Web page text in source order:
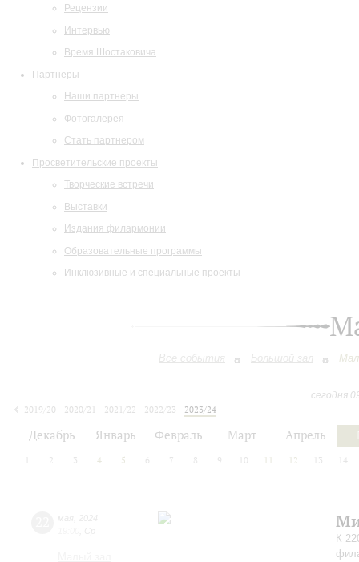
Рецензии
Интервью
Время Шостаковича
Партнеры
Наши партнеры
Фотогалерея
Стать партнером
Просветительские проекты
Творческие встречи
Выставки
Издания филармонии
Образовательные программы
Инклюзивные и специальные проекты
Все события Большой зал
сегодня
2019/20
2020/21 2021/22 2022/23
2023/24
Декабрь Январь Февраль Март Апрель
2 3 4 5 6 7 8 9 10 11 12 13 14
К